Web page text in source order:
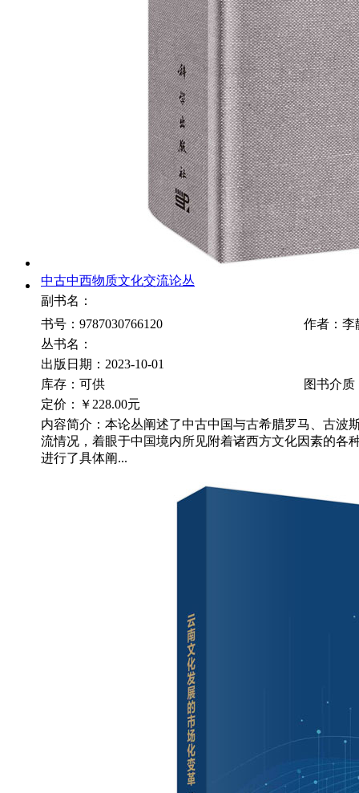
中古中西物质文化交流论丛
副书名：
书号：9787030766120
作者：李
丛书名：
出版日期：2023-10-01
库存：可供
图书介质
定价：
￥228.00元
内容简介：本论丛阐述了中古中国与古希腊罗马、古波
流情况，着眼于中国境内所见附着诸西方文化因素的各
进行了具体阐...